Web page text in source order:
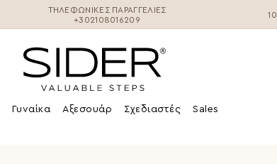
ΤΗΛΕΦΩΝΙΚΕΣ ΠΑΡΑΓΓΕΛΊΕΣ
+302108016209
Γυναίκα Αξεσουάρ Σχεδιαστές Sales